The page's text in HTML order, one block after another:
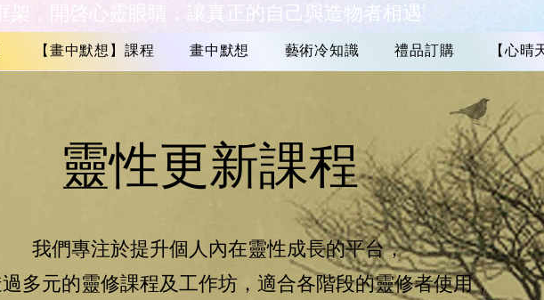
架，開啓心靈眼睛，讓真正的自己與造物者相遇!
【畫中默想】課程 畫中默想 藝術冷知識 禮品訂購 【心晴
靈性更新課程
我們專注於提升個人內在靈性成長的平台，
多元的靈修課程及工作坊，適合各階段的靈修者使用，